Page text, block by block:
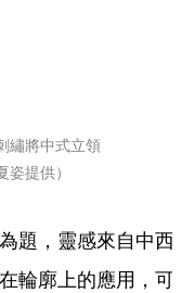
繡將中式立領
提供）
題，靈感來自中西
輪廓上的應用，可